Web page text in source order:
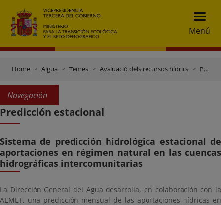
Menú
Home Aigua Temes Avaluació dels recursos hídrics Predicción estacional
Navegación
Predicción estacional
Sistema de predicción hidrológica estacional de
aportaciones en régimen natural en las cuencas
hidrográficas intercomunitarias
La Dirección General del Agua desarrolla, en colaboración con la
AEMET, una predicción mensual de las aportaciones hídricas en